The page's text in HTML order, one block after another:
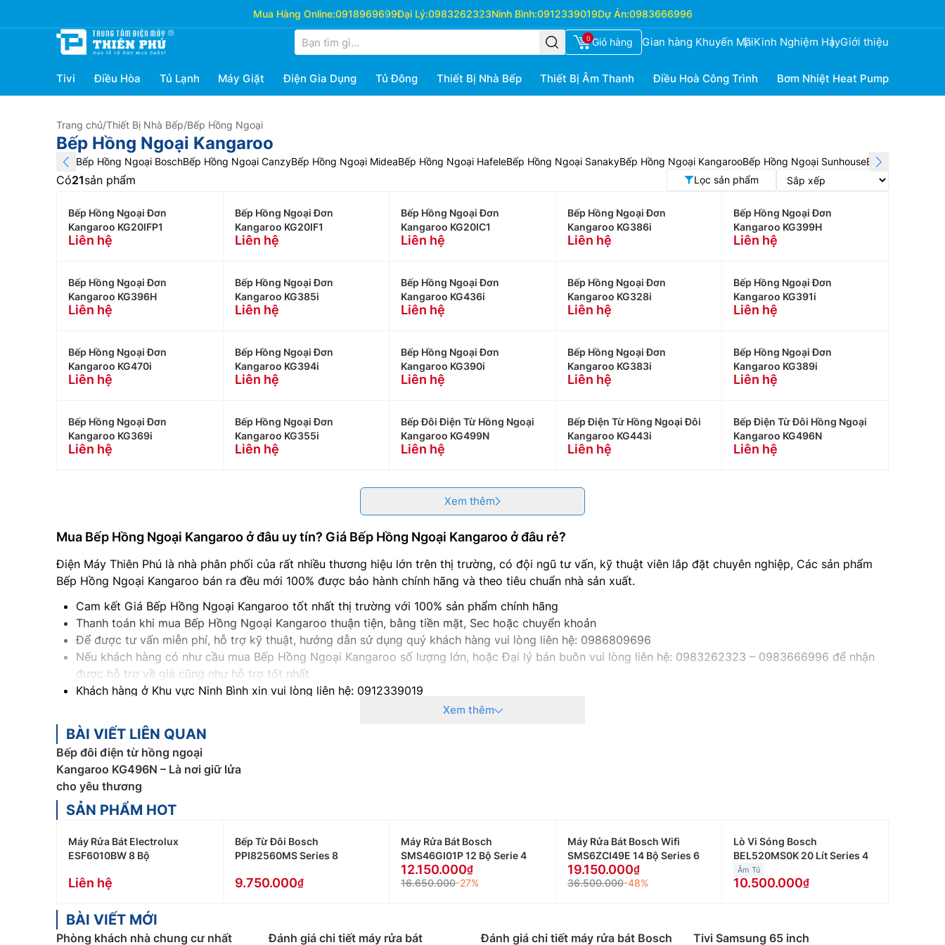
Mua Hàng Online:0918969699Đại Lý:0983262323Ninh Bình:0912339019Dự Án:0983666996
0 Giỏ hàng Gian hàng Khuyến MãiKinh Nghiệm HayGiới thiệu
Tivi Điều Hòa Tủ Lạnh Máy Giặt Điện Gia Dụng Tủ Đông Thiết Bị Nhà Bếp Thiết Bị Âm Thanh Điều Hoà Công Trình Bơm Nhiệt Heat Pump
Trang chủ/Thiết Bị Nhà Bếp/Bếp Hồng Ngoại
Bếp Hồng Ngoại Kangaroo
Bếp Hồng Ngoại BoschBếp Hồng Ngoại CanzyBếp Hồng Ngoại MideaBếp Hồng Ngoại HafeleBếp Hồng Ngoại SanakyBếp Hồng Ngoại KangarooBếp Hồng Ngoại SunhouseBếp Hồng
Có21sản phẩm Lọc sản phẩm
Bếp Hồng Ngoại Đơn
Kangaroo KG20IFP1
Liên hệ
Bếp Hồng Ngoại Đơn
Kangaroo KG20IF1
Liên hệ
Bếp Hồng Ngoại Đơn
Kangaroo KG20IC1
Liên hệ
Bếp Hồng Ngoại Đơn
Kangaroo KG386i
Liên hệ
Bếp Hồng Ngoại Đơn
Kangaroo KG399H
Liên hệ
Bếp Hồng Ngoại Đơn
Kangaroo KG396H
Liên hệ
Bếp Hồng Ngoại Đơn
Kangaroo KG385i
Liên hệ
Bếp Hồng Ngoại Đơn
Kangaroo KG436i
Liên hệ
Bếp Hồng Ngoại Đơn
Kangaroo KG328i
Liên hệ
Bếp Hồng Ngoại Đơn
Kangaroo KG391i
Liên hệ
Bếp Hồng Ngoại Đơn
Kangaroo KG470i
Liên hệ
Bếp Hồng Ngoại Đơn
Kangaroo KG394i
Liên hệ
Bếp Hồng Ngoại Đơn
Kangaroo KG390i
Liên hệ
Bếp Hồng Ngoại Đơn
Kangaroo KG383i
Liên hệ
Bếp Hồng Ngoại Đơn
Kangaroo KG389i
Liên hệ
Bếp Hồng Ngoại Đơn
Kangaroo KG369i
Liên hệ
Bếp Hồng Ngoại Đơn
Kangaroo KG355i
Liên hệ
Bếp Đôi Điện Từ Hồng Ngoại
Kangaroo KG499N
Liên hệ
Bếp Điện Từ Hồng Ngoại Đôi
Kangaroo KG443i
Liên hệ
Bếp Điện Từ Đôi Hồng Ngoại
Kangaroo KG496N
Liên hệ
Xem thêm
Mua Bếp Hồng Ngoại Kangaroo ở đâu uy tín? Giá Bếp Hồng Ngoại Kangaroo ở đâu rẻ?
Điện Máy Thiên Phú là nhà phân phối của rất nhiều thương hiệu lớn trên thị trường, có đội ngũ tư vấn, kỹ thuật viên lắp đặt chuyên nghiệp, Các sản phẩm
Bếp Hồng Ngoại Kangaroo bán ra đều mới 100% được bảo hành chính hãng và theo tiêu chuẩn nhà sản xuất.
Cam kết Giá Bếp Hồng Ngoại Kangaroo tốt nhất thị trường với 100% sản phẩm chính hãng
Thanh toán khi mua Bếp Hồng Ngoại Kangaroo thuận tiện, bằng tiền mặt, Sec hoặc chuyển khoản
Để được tư vấn miễn phí, hỗ trợ kỹ thuật, hướng dẫn sử dụng quý khách hàng vui lòng liên hệ: 0986809696
Nếu khách hàng có như cầu mua Bếp Hồng Ngoại Kangaroo số lượng lớn, hoặc Đại lý bán buôn vui lòng liên hệ: 0983262323 – 0983666996 để nhận
được hỗ trợ về giá cũng như hỗ trợ tốt nhất
Khách hàng ở Khu vực Ninh Bình xin vui lòng liên hệ: 0912339019
Khách hàng ở Khu vực Lạng Sơn xin vui lòng liên hệ: 0983666996
Khách hàng ở Khu vực Hòa Bình xin vui lòng liên hệ: 0983666996
Khách hàng ở Khu vực Thanh Hóa xin vui lòng liên hệ: 0983666996
Khách hàng ở Khu vực Bắc Giang xin vui lòng liên hệ: 0983666996
Xem thêm
BÀI VIẾT LIÊN QUAN
Bếp đôi điện từ hồng ngoại
Kangaroo KG496N – Là nơi giữ lửa
cho yêu thương
SẢN PHẨM HOT
Máy Rửa Bát Electrolux
ESF6010BW 8 Bộ
Liên hệ
Bếp Từ Đôi Bosch
PPI82560MS Series 8
9.750.000
Máy Rửa Bát Bosch
SMS46GI01P 12 Bộ Serie 4
12.150.000
16.650.000-27%
Máy Rửa Bát Bosch Wifi
SMS6ZCI49E 14 Bộ Series 6
19.150.000
36.500.000-48%
Lò Vi Sóng Bosch
BEL520MS0K 20 Lít Series 4
Âm Tủ
10.500.000
BÀI VIẾT MỚI
Phòng khách nhà chung cư nhất Đánh giá chi tiết máy rửa bát Đánh giá chi tiết máy rửa bát Bosch Tivi Samsung 65 inch